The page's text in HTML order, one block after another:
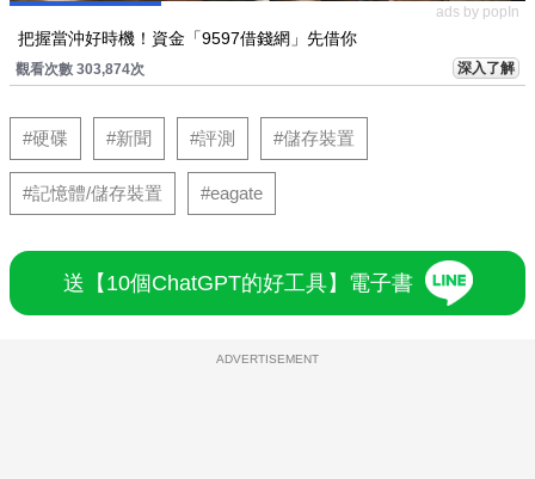
ads by popIn
把握當沖好時機！資金「9597借錢網」先借你
觀看次數 303,874次 深入了解
#硬碟 #新聞 #評測 #儲存裝置
#記憶體/儲存裝置 #eagate
送【10個ChatGPT的好工具】電子書
ADVERTISEMENT